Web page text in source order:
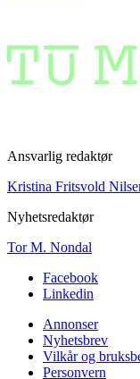
Ansvarlig redaktør
Kristina Fritsvold
Nyhetsredaktør
Tor M. Nondal
Facebook
Linkedin
Annonser
Nyhetsbrev
Vilkår og
Personvern